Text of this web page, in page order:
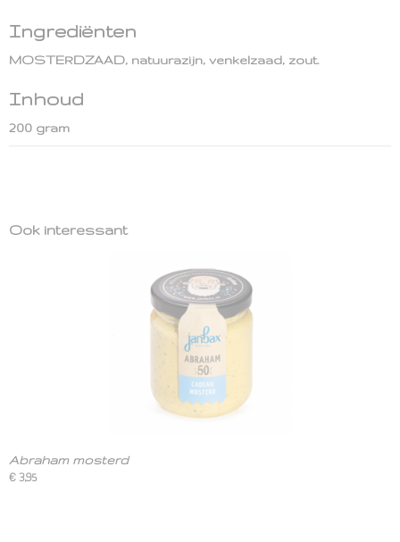
Ingrediënten
MOSTERDZAAD, natuurazijn, venkelzaad, zout.
Inhoud
200 gram
Ook interessant
Abraham mosterd
€ 3,95